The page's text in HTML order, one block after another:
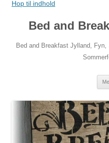
Hop til indhold
Bed and
Bed and Breakfast Jylland,